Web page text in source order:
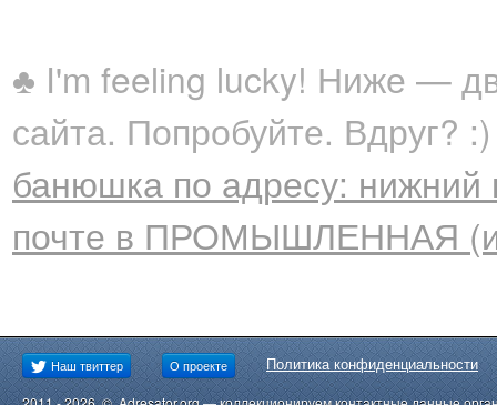
♣ I'm feeling lucky! Ниже —
сайта. Попробуйте. Вдруг? :)
банюшка по адресу: нижний
почте в ПРОМЫШЛЕННАЯ
Наш твиттер О проекте Политика конфиденциальности